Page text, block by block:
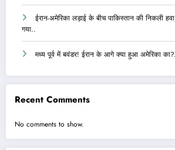
ईरान-अमेरिका लड़ाई के बीच पाकिस्तान की निकली
गया..
मध्य पूर्व में बवंडर! ईरान के आगे क्या हुआ अमेरिका
Recent Comments
No comments to show.